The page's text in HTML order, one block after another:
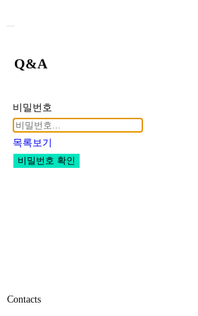
Q&A
비밀번호
목록보기
비밀번호 확인
Contacts